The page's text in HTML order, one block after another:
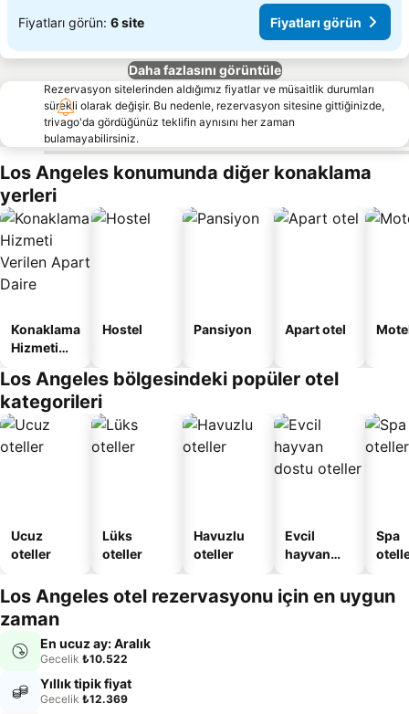
Fiyatları görün: 6 site Fiyatları görün
Daha fazlasını görüntüle
Rezervasyon sitelerinden aldığımız fiyatlar ve müsaitlik durumları
sürekli olarak değişir. Bu nedenle, rezervasyon sitesine gittiğinizde,
trivago'da gördüğünüz teklifin aynısını her zaman
bulamayabilirsiniz.
Los Angeles konumunda diğer konaklama
yerleri
Konaklama
Hizmeti
Apart
Daire
Hostel Pansiyon Apart otel
Los Angeles bölgesindeki popüler otel
kategorileri
Ucuz
oteller
Lüks
oteller
Havuzlu
oteller
Evcil
hayvan
oteller
Spa
Los Angeles otel rezervasyonu için en uygun
zaman
En ucuz ay: Aralık
Gecelik ₺10.522
Yıllık tipik fiyat
Gecelik ₺12.369